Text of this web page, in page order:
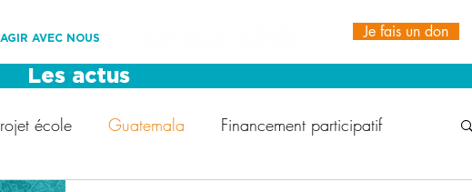
AGIR AVEC NOUS Je fais un don
Les actus
école Guatemala Financement participatif